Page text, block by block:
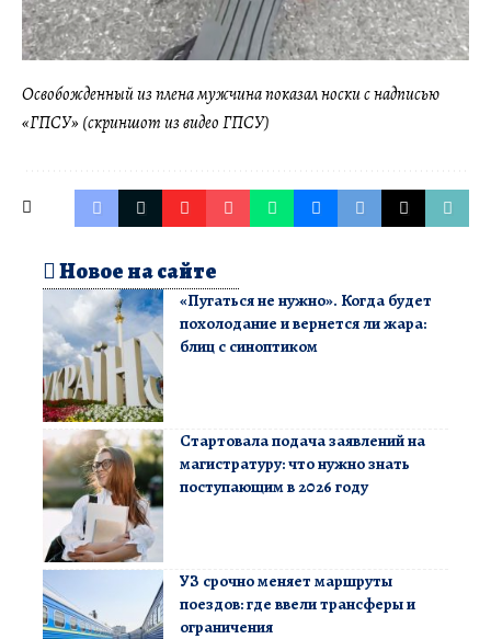
Освобожденный из плена мужчина показал носки с надписью
«ГПСУ» (скриншот из видео ГПСУ)
Новое на сайте
«Пугаться не нужно». Когда будет
похолодание и вернется ли жара:
блиц с синоптиком
Стартовала подача заявлений на
магистратуру: что нужно знать
поступающим в 2026 году
УЗ срочно меняет маршруты
поездов: где ввели трансферы и
ограничения